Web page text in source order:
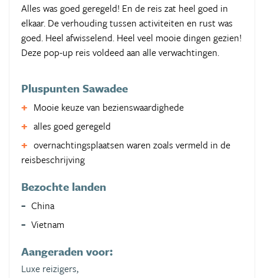
Alles was goed geregeld! En de reis zat heel goed in
elkaar. De verhouding tussen activiteiten en rust was
goed. Heel afwisselend. Heel veel mooie dingen gezien!
Deze pop-up reis voldeed aan alle verwachtingen.
Pluspunten Sawadee
Mooie keuze van bezienswaardighede
alles goed geregeld
overnachtingsplaatsen waren zoals vermeld in de
reisbeschrijving
Bezochte landen
China
Vietnam
Aangeraden voor:
Luxe reizigers,